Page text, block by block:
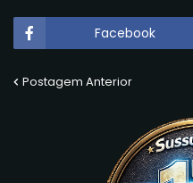
Facebook
Postagem Anterior